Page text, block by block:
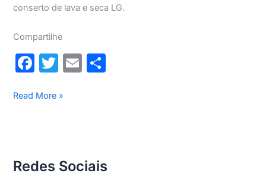
conserto de lava e seca LG.
Compartilhe
F
c
o
o
T
itt
E
Conserto
12Kg
Read More »
Redes Sociais